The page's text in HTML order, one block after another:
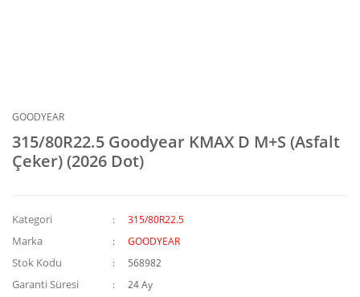
GOODYEAR
315/80R22.5 Goodyear KMAX D M+S (Asfalt
Çeker) (2026 Dot)
Kategori 315/80R22.5
Marka GOODYEAR
Stok Kodu 568982
Garanti Süresi 24 Ay